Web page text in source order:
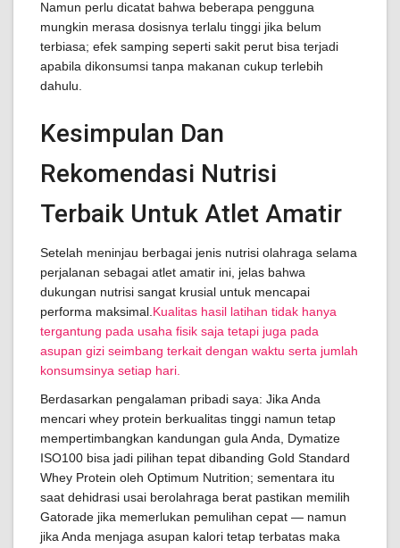
Namun perlu dicatat bahwa beberapa pengguna
mungkin merasa dosisnya terlalu tinggi jika belum
terbiasa; efek samping seperti sakit perut bisa terjadi
apabila dikonsumsi tanpa makanan cukup terlebih
dahulu.
Kesimpulan Dan
Rekomendasi Nutrisi
Terbaik Untuk Atlet Amatir
Setelah meninjau berbagai jenis nutrisi olahraga selama
perjalanan sebagai atlet amatir ini, jelas bahwa
dukungan nutrisi sangat krusial untuk mencapai
performa maksimal. Kualitas hasil latihan tidak hanya
tergantung pada usaha fisik saja tetapi juga pada
asupan gizi seimbang terkait dengan waktu serta jumlah
konsumsinya setiap hari.
Berdasarkan pengalaman pribadi saya: Jika Anda
mencari whey protein berkualitas tinggi namun tetap
mempertimbangkan kandungan gula Anda, Dymatize
ISO100 bisa jadi pilihan tepat dibanding Gold Standard
Whey Protein oleh Optimum Nutrition; sementara itu
saat dehidrasi usai berolahraga berat pastikan memilih
Gatorade jika memerlukan pemulihan cepat — namun
jika Anda menjaga asupan kalori tetap terbatas maka